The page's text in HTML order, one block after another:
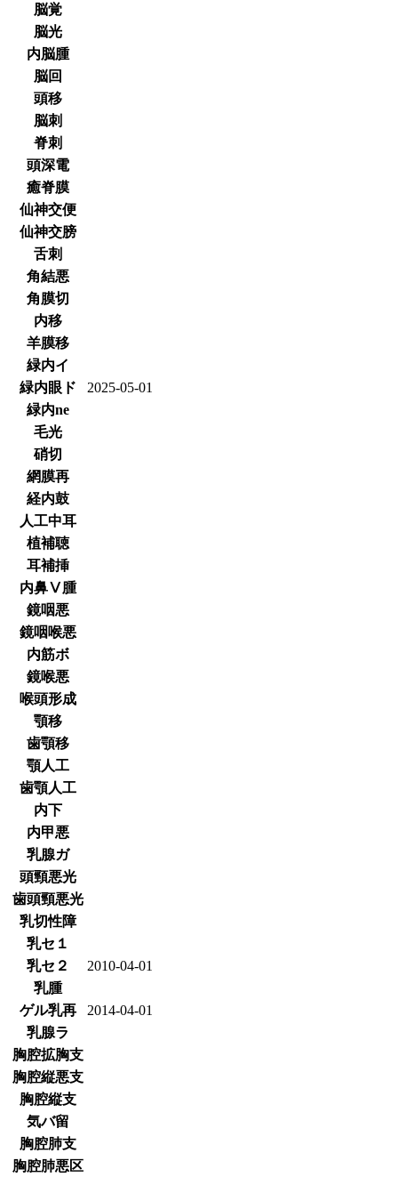
脳覚
脳光
内脳腫
脳回
頭移
脳刺
脊刺
頭深電
癒脊膜
仙神交便
仙神交膀
舌刺
角結悪
角膜切
内移
羊膜移
緑内イ
緑内眼ド
2025-05-01
緑内ne
毛光
硝切
網膜再
経内鼓
人工中耳
植補聴
耳補挿
内鼻Ⅴ腫
鏡咽悪
鏡咽喉悪
内筋ボ
鏡喉悪
喉頭形成
顎移
歯顎移
顎人工
歯顎人工
内下
内甲悪
乳腺ガ
頭頸悪光
歯頭頸悪光
乳切性障
乳セ１
乳セ２
2010-04-01
乳腫
ゲル乳再
2014-04-01
乳腺ラ
胸腔拡胸支
胸腔縦悪支
胸腔縦支
気バ留
胸腔肺支
胸腔肺悪区